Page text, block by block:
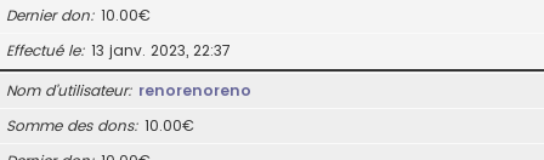
Dernier don 10.00€
Effectué le 13 janv. 2023, 22:37
Nom d’utilisateur renorenoreno
Somme des dons 10.00€